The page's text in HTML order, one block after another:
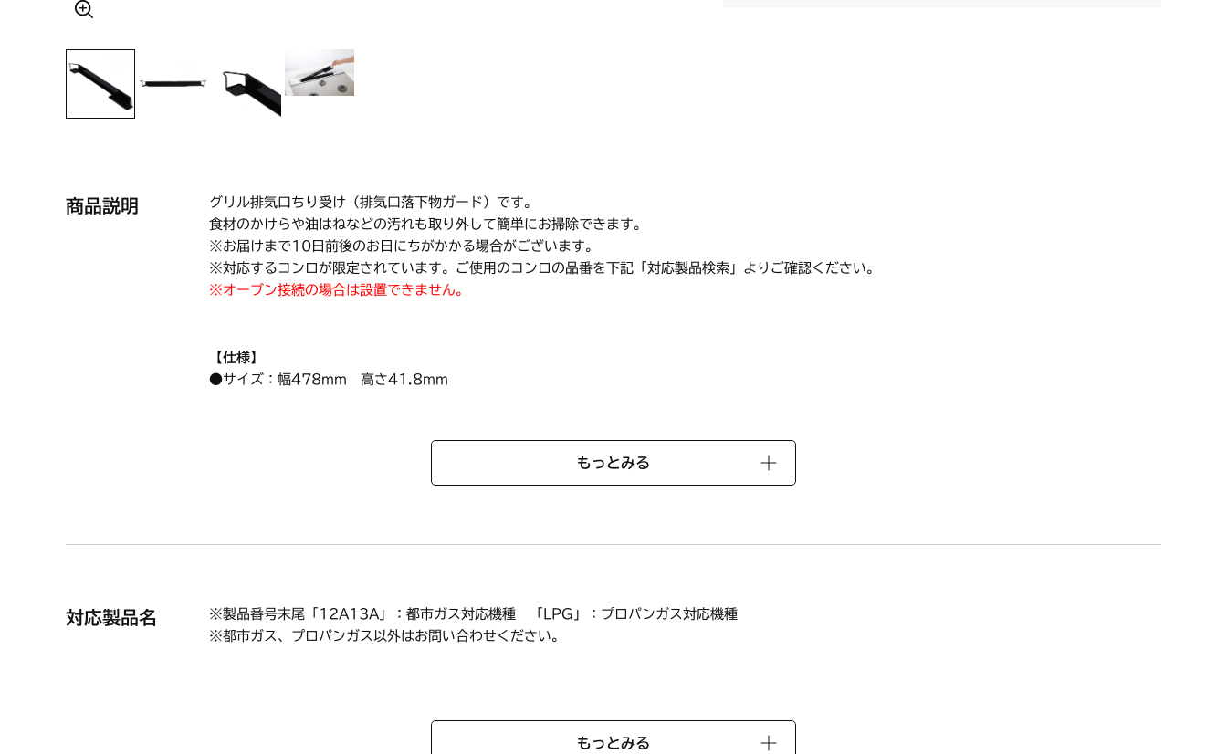
商品説明
グリル排気口ちり受け（排気口落下物ガード）です。
食材のかけらや油はねなどの汚れも取り外して簡単にお掃除できます。
※お届けまで10日前後のお日にちがかかる場合がございます。
※対応するコンロが限定されています。ご使用のコンロの品番を下記「対応製品検索」よりご確認ください。
※オーブン接続の場合は設置できません。
【仕様】
●サイズ：幅478mm 高さ41.8mm
【ハーマン商品コード】DW4L12067108
もっとみる
対応製品名
※製品番号末尾「12A13A」：都市ガス対応機種 「LPG」：プロパンガス対応機種
※都市ガス、プロパンガス以外はお問い合わせください。
もっとみる